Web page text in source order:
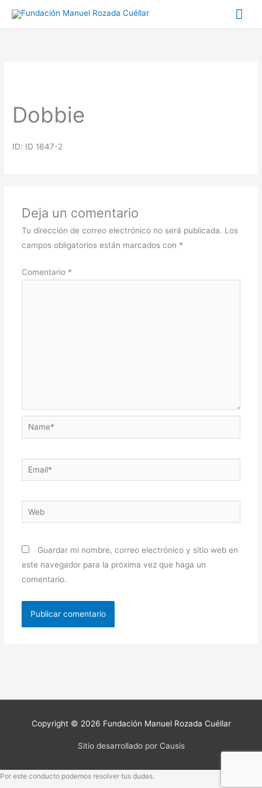
Dobbie
ID: ID 1647-2
Deja un comentario
Tu dirección de correo electrónico no será publicada. Los
campos obligatorios están marcados con *
Comentario *
Name*
Email*
Web
Guardar mi nombre, correo electrónico y sitio web en
este navegador para la próxima vez que haga un
comentario.
Copyright © 2026 Fundación Manuel Rozada Cuéllar
Sitio desarrollado por Causis
Por este conducto podemos resolver tus dudas.